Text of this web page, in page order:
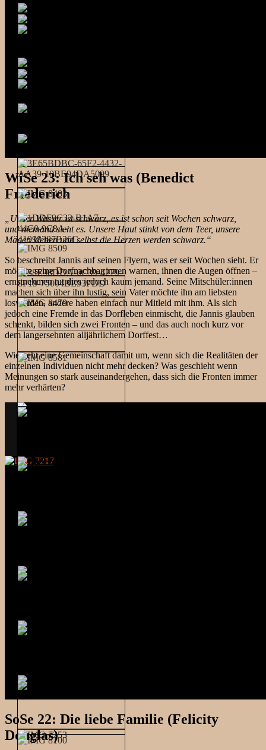
WiSe 23: Ich seh was (Benedict
Friederich
„Unser Wasser ist schwarz, es ist schon seit Wochen schwarz,
und niemand sieht es. Unsere Haut stinkt von dem Teer, unsere
Mägen kleben und selbst die Herzen werden schwarz.“
So beschreibt Jannis auf seinen Flyern, was er seit Wochen sieht. Er
möchte seine Dorfnachbar:innen warnen, ihnen die Augen öffnen –
ernstnehmen tut dies jedoch kaum jemand. Seine Mitschüler:innen
machen sich über ihn lustig, sein Vater möchte ihn am liebsten
loswerden, andere haben einfach nur Mitleid mit ihm. Als sich
jedoch eine Fremde in das Dorfleben einmischt, die Jannis glauben
schenkt, bilden sich zwei Fronten – und das auch noch kurz vor
dem langersehnten alljährlichem Dorffest…
Wie geht eine Gemeinschaft damit um, wenn sich die Realitäten der
einzelnen Individuen nicht mehr decken? Was geschieht wenn
Meinungen so stark auseinandergehen, dass sich die Fronten immer
mehr verhärten?
SoSe 22: Die liebe Familie (Felicity
Douglas)